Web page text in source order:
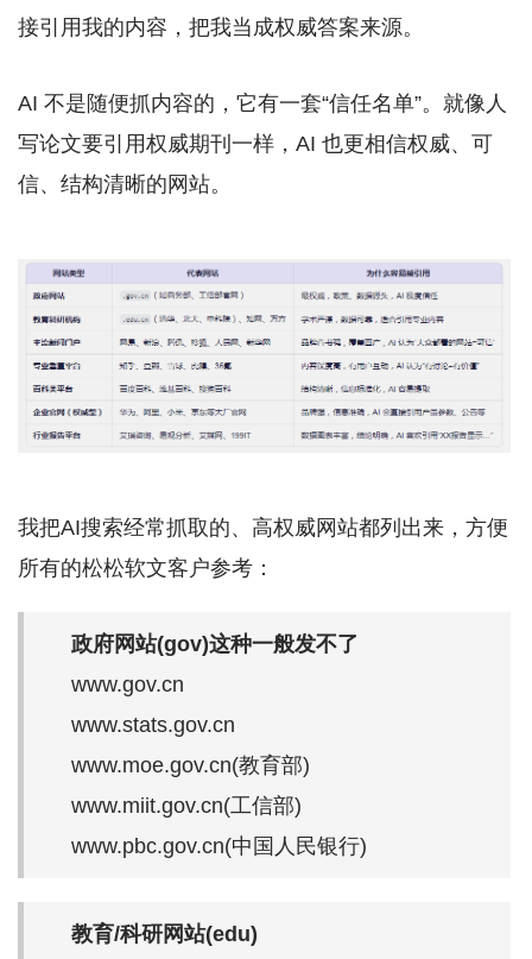
接引用我的内容，把我当成权威答案来源。
AI 不是随便抓内容的，它有一套“信任名单”。就像人
写论文要引用权威期刊一样，AI 也更相信权威、可
信、结构清晰的网站。
我把AI搜索经常抓取的、高权威网站都列出来，方便
所有的松松软文客户参考：
政府网站(gov)这种一般发不了
www.gov.cn
www.stats.gov.cn
www.moe.gov.cn(教育部)
www.miit.gov.cn(工信部)
www.pbc.gov.cn(中国人民银行)
教育/科研网站(edu)